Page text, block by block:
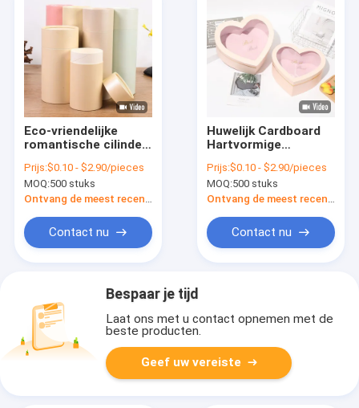
Eco-vriendelijke
romantische cilinder
verpakkingsdoos
voor Valentijnsdag
Custom
Prijs:$0.10 - $2.90/pieces
MOQ:500 stuks
Ontvang de meest recente Prijs
Contact nu
Huwelijk Cardboard
Hartvormige
Deksels Voor
Chocolade Koekjes
Bonbons
Prijs:$0.10 - $2.90/pieces
MOQ:500 stuks
Ontvang de meest recente Prijs
Contact nu
Bespaar je tijd
Laat ons met u contact opnemen met de
beste producten.
Geef uw vereiste